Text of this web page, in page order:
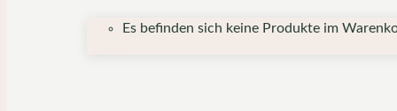
Es befinden sich keine Produkte im